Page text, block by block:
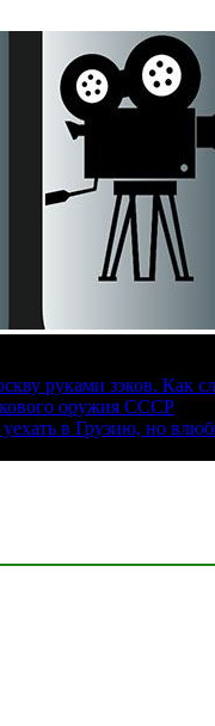
руками зэков. Как
оружия СССР
в Грузию, но